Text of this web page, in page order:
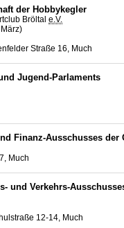
der Hobbykegler
Bröltal e.V.
Straße 16, Much
Jugend-Parlaments
Finanz-Ausschusses der
Much
und Verkehrs-
12-14, Much